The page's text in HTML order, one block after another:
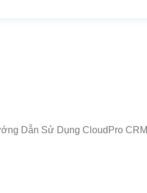
Dẫn Sử Dụng CloudPro CRM